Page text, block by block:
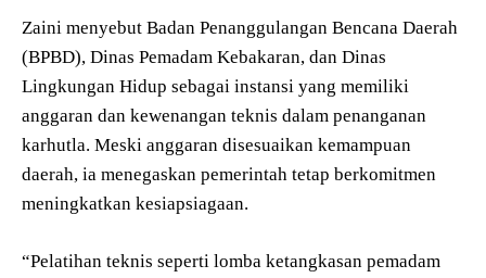
Zaini menyebut Badan Penanggulangan Bencana Daerah
(BPBD), Dinas Pemadam Kebakaran, dan Dinas
Lingkungan Hidup sebagai instansi yang memiliki
anggaran dan kewenangan teknis dalam penanganan
karhutla. Meski anggaran disesuaikan kemampuan
daerah, ia menegaskan pemerintah tetap berkomitmen
meningkatkan kesiapsiagaan.
“Pelatihan teknis seperti lomba ketangkasan pemadam